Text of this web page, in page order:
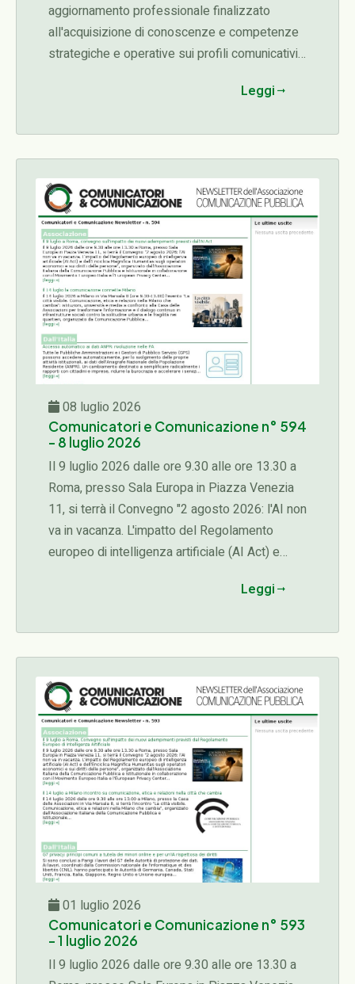
aggiornamento professionale finalizzato
all'acquisizione di conoscenze e competenze
strategiche e operative sui profili comunicativi,
diverse fasi del ciclo delle attività di una
ruolo strategico del comunicatore pubblico
nella trasparenza, nella prevenzione della
corruzione, nella gestione dei conflitti di
interesse.
Leggi
08 luglio 2026
Comunicatori e Comunicazione n° 594
- 8 luglio 2026
Il 9 luglio 2026 dalle ore 9.30 alle ore 13.30 a
Roma, presso Sala Europa in Piazza Venezia
11, si terrà il Convegno "2 agosto 2026: l'AI non
va in vacanza. L'impatto del Regolamento
europeo di intelligenza artificiale (AI Act) e
operatori economici e sui diritti delle persone",
Comunicazione Pubblica e Istituzionale in
collaborazione con il Movimento Europeo Italia
e l'European Privacy Center...
Leggi
01 luglio 2026
Comunicatori e Comunicazione n° 593
- 1 luglio 2026
Il 9 luglio 2026 dalle ore 9.30 alle ore 13.30 a